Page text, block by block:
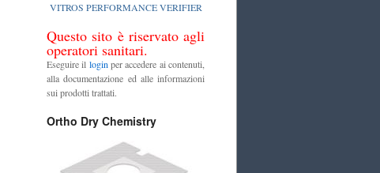
VITROS PERFORMANCE VERIFIER
Questo sito è riservato agli
operatori sanitari.
Eseguire il login per accedere ai contenuti,
alla documentazione ed alle informazioni
sui prodotti trattati.
Ortho Dry Chemistry